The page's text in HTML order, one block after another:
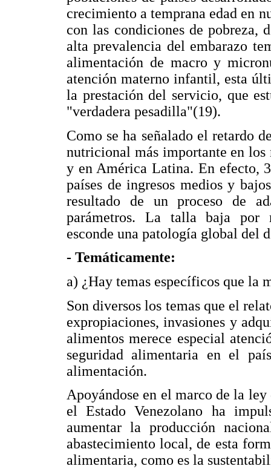
crecimiento a temprana edad en
con las condiciones de pobreza,
alta prevalencia del embarazo
alimentación de macro y
atención materno infantil, esta
la prestación del servicio, que
"verdadera pesadilla"(19).
Como se ha señalado el retardo
nutricional más importante en los
y en América Latina. En efecto,
países de ingresos medios y
resultado de un proceso de
parámetros. La talla baja por
esconde una patología global del
- Temáticamente:
a) ¿Hay temas específicos que la
Son diversos los temas que el
expropiaciones, invasiones y
alimentos merece especial
seguridad alimentaria en el
alimentación.
Apoyándose en el marco de la
el Estado Venezolano ha
aumentar la producción
abastecimiento local, de esta
alimentaria, como es la